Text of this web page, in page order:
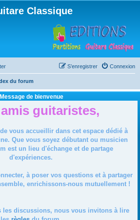
Classique
Connexion
S’enregistrer
du forum
Message de bienvenue
guitaristes,
vous accueillir dans cet espace dédié à
Que vous soyez débutant ou musicien
est un lieu d'échange et de partage
d'expériences.
à poser vos questions et à partager
enrichissons-nous mutuellement !
les discussions, nous vous invitons à lire